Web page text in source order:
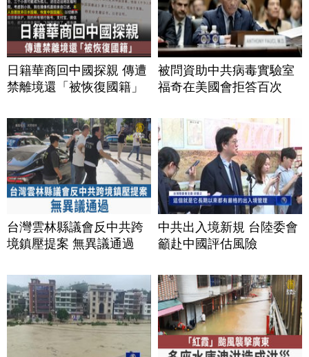
日籍華商回中國探親 傳遭
禁離境還「被恢復國籍」
被問資助中共病毒實驗室
福奇在美國會拒答百次
台灣雲林縣議會反中共跨
境鎮壓提案 無異議通過
中共出入境新規 台陸委會
籲赴中國評估風險